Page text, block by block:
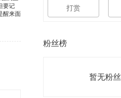
要记
醒来面
打赏
粉丝榜
暂无粉丝